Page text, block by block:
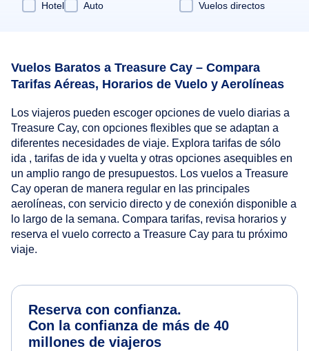
Hotel
Auto Vuelos directos
Vuelos Baratos a Treasure Cay – Compara
Tarifas Aéreas, Horarios de Vuelo y Aerolíneas
Los viajeros pueden escoger opciones de vuelo diarias a
Treasure Cay, con opciones flexibles que se adaptan a
diferentes necesidades de viaje. Explora tarifas de sólo
ida , tarifas de ida y vuelta y otras opciones asequibles en
un amplio rango de presupuestos. Los vuelos a Treasure
Cay operan de manera regular en las principales
aerolíneas, con servicio directo y de conexión disponible a
lo largo de la semana. Compara tarifas, revisa horarios y
reserva el vuelo correcto a Treasure Cay para tu próximo
viaje.
Reserva con confianza.
Con la confianza de más de 40
millones de viajeros